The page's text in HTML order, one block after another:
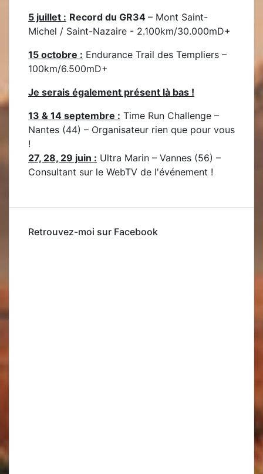
5 juillet : Record du GR34 – Mont Saint-
Michel / Saint-Nazaire - 2.100km/30.000mD+
15 octobre : Endurance Trail des Templiers –
100km/6.500mD+
Je serais également présent là bas !
13 & 14 septembre : Time Run Challenge –
Nantes (44) – Organisateur rien que pour vous
!
27, 28, 29 juin : Ultra Marin – Vannes (56) –
Consultant sur le WebTV de l'événement !
Retrouvez-moi sur Facebook